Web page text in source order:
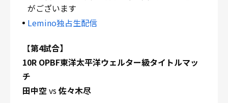
がございます
Lemino独占生配信
【第4試合】
10R OPBF東洋太平洋ウェルター級タイトルマッ
チ
田中空 vs佐々木尽